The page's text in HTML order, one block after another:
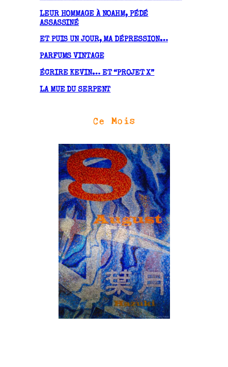
s
LEUR HOMMAGE À NOAHM, PÉDÉ
ASSASSINÉ
ET PUIS UN JOUR, MA DÉPRESSION…
PARFUMS VINTAGE
ÉCRIRE KEVIN… ET “PROJET X”
LA MUE DU SERPENT
Ce Mois